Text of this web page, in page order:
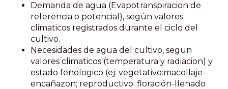
Demanda de agua (Evapotranspiracion de
referencia o potencial), según valores
climaticos registrados durante el ciclo del
cultivo.
Necesidades de agua del cultivo, segun
valores climaticos (temperatura y radiacion) y
estado fenologico (ej: vegetativo:macollaje-
encañazon; reproductivo: floración-llenado